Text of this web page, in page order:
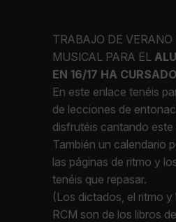
TRABAJO DE VERANO
MUSICAL PARA EL
EN 16/17 HA
En este enlace tenéis
de lecciones de
disfrutéis cantando este
También un calendario
las páginas de ritmo y
tenéis que repasar.
(Los dictados, el ritmo
RCM son de los libros